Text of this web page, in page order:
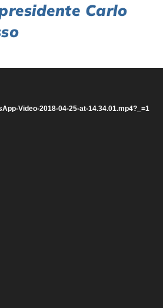
Carlo
Video-2018-04-25-at-14.34.01.mp4?_=1